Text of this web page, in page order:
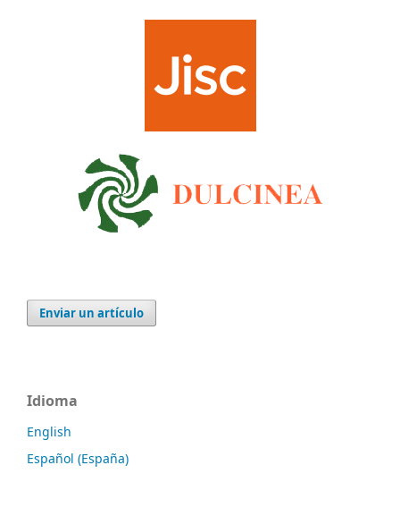
Enviar un artículo
Idioma
English
Español (España)